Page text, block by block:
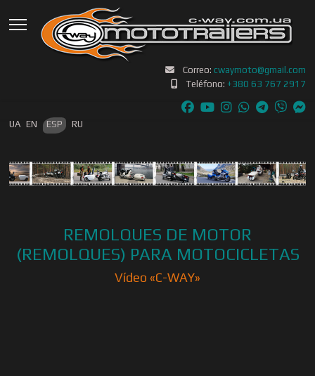
Correo: cwaymoto@gmail.com
Teléfono: +380 63 767 2917
Seleccione su idioma
UA EN ESP RU
REMOLQUES DE MOTOR
(REMOLQUES) PARA MOTOCICLETAS
Vídeo «С-WAY»